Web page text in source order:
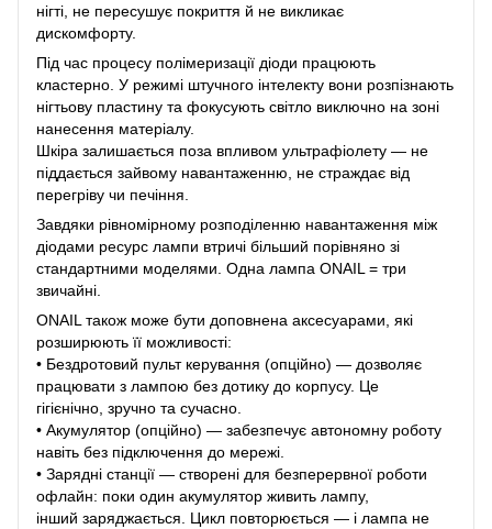
нігті, не пересушує покриття й не викликає
дискомфорту.
Під час процесу полімеризації діоди працюють
кластерно. У режимі штучного інтелекту вони розпізнають
нігтьову пластину та фокусують світло виключно на зоні
нанесення матеріалу.
Шкіра залишається поза впливом ультрафіолету — не
піддається зайвому навантаженню, не страждає від
перегріву чи печіння.
Завдяки рівномірному розподіленню навантаження між
діодами ресурс лампи втричі більший порівняно зі
стандартними моделями. Одна лампа ONAIL = три
звичайні.
ONAIL також може бути доповнена аксесуарами, які
розширюють її можливості:
• Бездротовий пульт керування (опційно) — дозволяє
працювати з лампою без дотику до корпусу. Це
гігієнічно, зручно та сучасно.
• Акумулятор (опційно) — забезпечує автономну роботу
навіть без підключення до мережі.
• Зарядні станції — створені для безперервної роботи
офлайн: поки один акумулятор живить лампу,
інший заряджається. Цикл повторюється — і лампа не